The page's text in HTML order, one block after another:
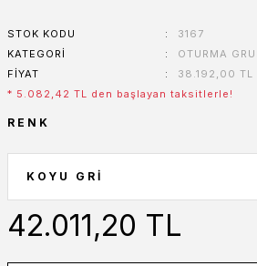
STOK KODU
3167
KATEGORI
OTURMA
FIYAT
38.192,00 TL
* 5.082,42 TL den başlayan taksitlerle!
RENK
42.011,20 TL